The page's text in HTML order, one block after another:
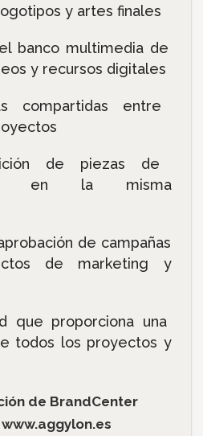
y artes finales
banco multimedia de
y recursos digitales
compartidas entre
de piezas de
en la misma
de campañas
de marketing y
que proporciona una
todos los proyectos y
de BrandCenter